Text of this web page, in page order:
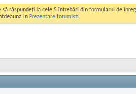
să răspundeți la cele 5 întrebări din formularul de
in Prezentare forumisti.